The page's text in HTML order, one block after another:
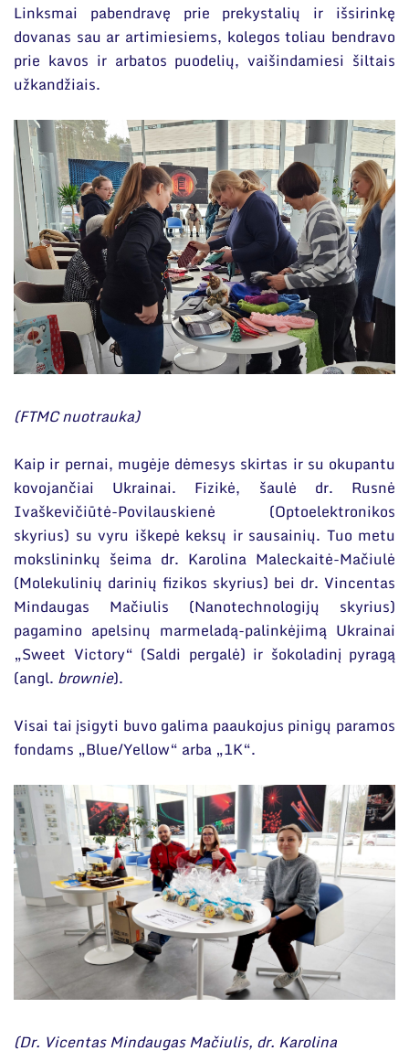
Struktūra
Administracija
Moksliniai skyriai
Mokslo taryba
Tarptautinė patarėjų taryba
Mokslininkai emeritai
Renginiai
Tinklalaidės
Leidiniai
Bendri rekvizitai
Administracija
Darbuotojų kontaktai
Duomenų apsauga
Darbuotojams
Narystė nacionalinėse ir tarptautinėse organizacijose
bei asociacijose
Linksmai pabendravę prie prekystalių ir išsirinkę
dovanas sau ar artimiesiems, kolegos toliau bendravo
prie kavos ir arbatos puodelių, vaišindamiesi šiltais
užkandžiais.
(FTMC nuotrauka)
Kaip ir pernai, mugėje dėmesys skirtas ir su okupantu
kovojančiai Ukrainai. Fizikė, šaulė dr. Rusnė
Ivaškevičiūtė-Povilauskienė (Optoelektronikos
skyrius) su vyru iškepė keksų ir sausainių. Tuo metu
mokslininkų šeima dr. Karolina Maleckaitė-Mačiulė
(Molekulinių darinių fizikos skyrius) bei dr. Vincentas
Mindaugas Mačiulis (Nanotechnologijų skyrius)
pagamino apelsinų marmeladą-palinkėjimą Ukrainai
„Sweet Victory“ (Saldi pergalė) ir šokoladinį pyragą
(angl. brownie).
Visai tai įsigyti buvo galima paaukojus pinigų paramos
fondams „Blue/Yellow“ arba „1K“.
(Dr. Vicentas Mindaugas Mačiulis, dr. Karolina